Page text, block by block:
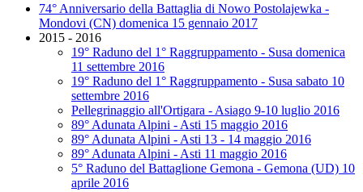
74° Anniversario della Battaglia di Nowo Postolajewka -
Mondovi (CN) domenica 15 gennaio 2017
2015 - 2016
19° Raduno del 1° Raggruppamento - Susa domenica
11 settembre 2016
19° Raduno del 1° Raggruppamento - Susa sabato 10
settembre 2016
Pellegrinaggio all'Ortigara - Asiago 9-10 luglio 2016
89° Adunata Alpini - Asti 15 maggio 2016
89° Adunata Alpini - Asti 13 - 14 maggio 2016
89° Adunata Alpini - Asti 11 maggio 2016
5° Raduno del Battaglione Gemona - Gemona (UD) 10
aprile 2016